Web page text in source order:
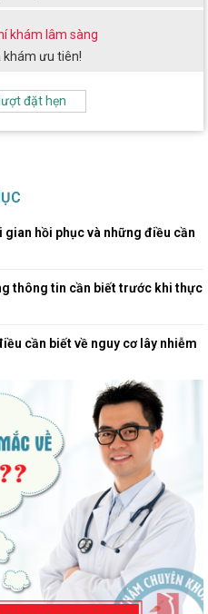
đặt hẹn
khám lâm sàng
khám ưu tiên!
hồi phục và những điều cần
thông tin cần biết trước khi thực
cần biết về nguy cơ lây nhiễm